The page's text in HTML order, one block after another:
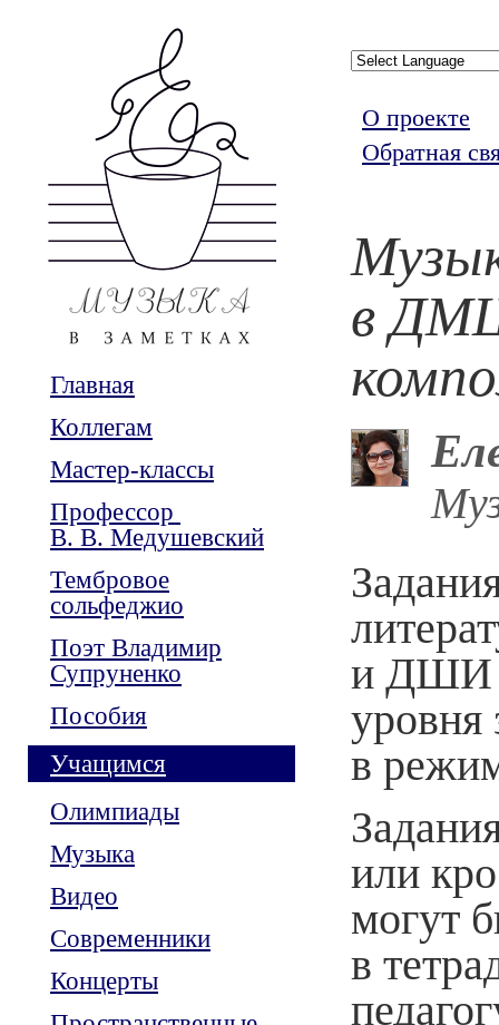
Главная
Коллегам
Мастер-классы
Профессор
В. В. Медушевский
Тембровое
сольфеджио
Поэт Владимир
Супруненко
Пособия
Учащимся
Олимпиады
Музыка
Видео
Современники
Концерты
О проекте
Обратная
в
и ДШИ
уровня
в
или
могут
в